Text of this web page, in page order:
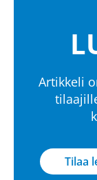
Artikkeli
Tilaa